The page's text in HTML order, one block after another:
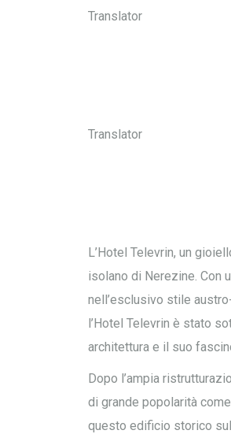
Translator
Translator
L’Hotel Televrin, un
isolano di Nerezine. Con
nell’esclusivo stile
l’Hotel Televrin è stato
architettura e il suo
Dopo l’ampia
di grande popolarità
questo edificio storico